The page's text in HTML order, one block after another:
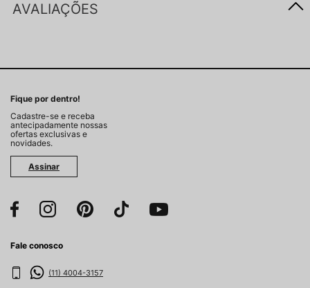
AVALIAÇÕES
Fique por dentro!
Cadastre-se e receba
antecipadamente nossas
ofertas exclusivas e
novidades.
Assinar
Fale conosco
(11) 4004-3157